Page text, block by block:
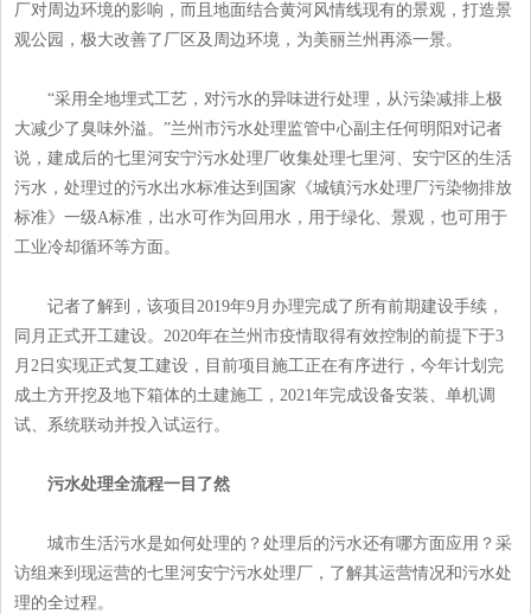
厂对周边环境的影响，而且地面结合黄河风情线现有的景观，打造景
观公园，极大改善了厂区及周边环境，为美丽兰州再添一景。
“采用全地埋式工艺，对污水的异味进行处理，从污染减排上极
大减少了臭味外溢。”兰州市污水处理监管中心副主任何明阳对记者
说，建成后的七里河安宁污水处理厂收集处理七里河、安宁区的生活
污水，处理过的污水出水标准达到国家《城镇污水处理厂污染物排放
标准》一级A标准，出水可作为回用水，用于绿化、景观，也可用于
工业冷却循环等方面。
记者了解到，该项目2019年9月办理完成了所有前期建设手续，
同月正式开工建设。2020年在兰州市疫情取得有效控制的前提下于3
月2日实现正式复工建设，目前项目施工正在有序进行，今年计划完
成土方开挖及地下箱体的土建施工，2021年完成设备安装、单机调
试、系统联动并投入试运行。
污水处理全流程一目了然
城市生活污水是如何处理的？处理后的污水还有哪方面应用？采
访组来到现运营的七里河安宁污水处理厂，了解其运营情况和污水处
理的全过程。